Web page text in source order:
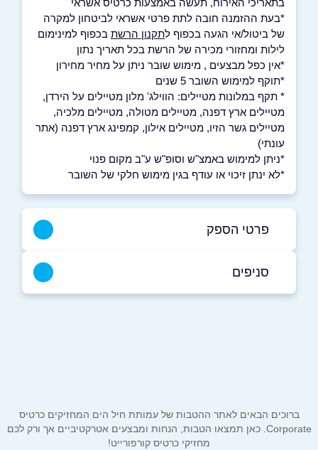
בתאריכי האירוח, תעשה באמצעות כרטיס אשראי
*בעת ההזמנה חובה לתת פרטי אשראי לביטחון למקרה
של ביטול/אי הגעה בכפוף לתקנון הרשת בכפוף למינימום
לילות ומחזורי מכירה של הרשת בכל תאריך נתון
*אין כפל מבצעים , מימוש שובר ניתן על מחיר מחירון
*תוקף למימוש השובר 5 שנים
* תקף במלונות מטיילים: הווילג' מלון מטיילים על הירדן,
מטיילים ארץ דפנה, מטיילים מטולה, מטיילים מלכיה,
מטיילים גשר הזיו, מטיילים אילון, קמפינג ארץ דפנה (אתר
עונתי)
*ניתן למימוש באמצ"ש וסופ"ש ע"ב מקום פנוי
*לא ינתן זיכוי או עודף בגין מימוש חלקי של השובר
פרטי הספק
באתר בפייסבוק
טלפון*
סניפים
קיבוץ איילון
ברוכים הבאים לאתר ההטבות של עמותת חיל הים המחזיקים כרטיס
Corporate. כאן תמצאו הטבות, הנחות ומבצעים אטרקטיביים אך ורק לכם
מחזיקי כרטיס קורפורייט!